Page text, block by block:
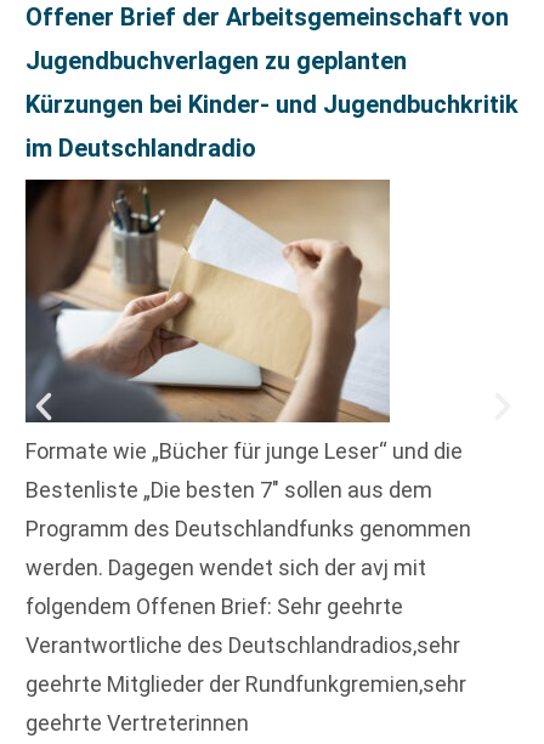
Offener Brief der Arbeitsgemeinschaft von
Jugendbuchverlagen zu geplanten
Kürzungen bei Kinder- und Jugendbuchkritik
im Deutschlandradio
Formate wie „Bücher für junge Leser“ und die
Bestenliste „Die besten 7″ sollen aus dem
Programm des Deutschlandfunks genommen
werden. Dagegen wendet sich der avj mit
folgendem Offenen Brief: Sehr geehrte
Verantwortliche des Deutschlandradios,sehr
geehrte Mitglieder der Rundfunkgremien,sehr
geehrte Vertreterinnen